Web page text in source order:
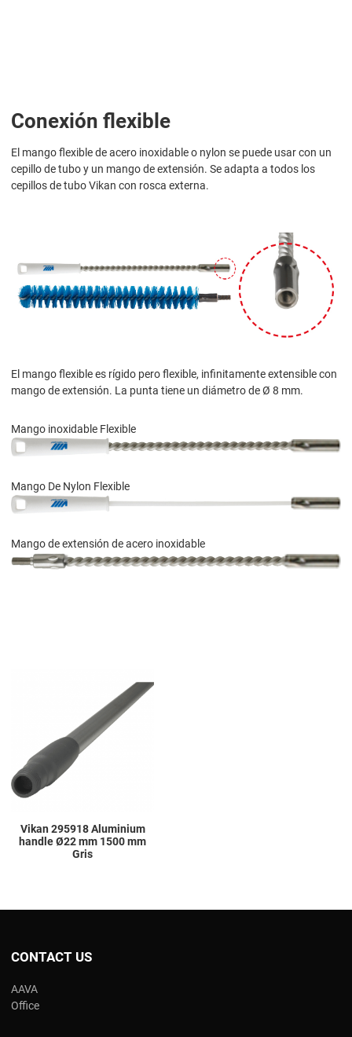
Conexión flexible
El mango flexible de acero inoxidable o nylon se puede usar con un
cepillo de tubo y un mango de extensión. Se adapta a todos los
cepillos de tubo Vikan con rosca externa.
El mango flexible es rígido pero flexible, infinitamente extensible con
mango de extensión. La punta tiene un diámetro de Ø 8 mm.
Mango inoxidable Flexible
Mango De Nylon Flexible
Mango de extensión de acero inoxidable
Vikan 295918 Aluminium
handle Ø22 mm 1500 mm
Gris
CONTACT US
AAVA
Office